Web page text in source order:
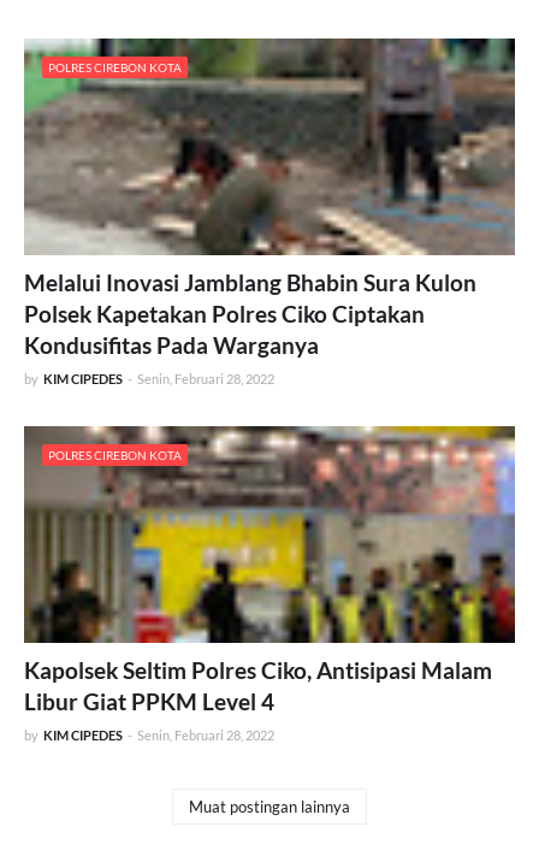
POLRES CIREBON KOTA
Melalui Inovasi Jamblang Bhabin Sura Kulon
Polsek Kapetakan Polres Ciko Ciptakan
Kondusifitas Pada Warganya
by KIM CIPEDES - Senin, Februari 28, 2022
POLRES CIREBON KOTA
Kapolsek Seltim Polres Ciko, Antisipasi Malam
Libur Giat PPKM Level 4
by KIM CIPEDES - Senin, Februari 28, 2022
Muat postingan lainnya